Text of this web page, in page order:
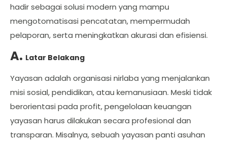
hadir sebagai solusi modern yang mampu
mengotomatisasi pencatatan, mempermudah
pelaporan, serta meningkatkan akurasi dan efisiensi.
A. Latar Belakang
Yayasan adalah organisasi nirlaba yang menjalankan
misi sosial, pendidikan, atau kemanusiaan. Meski tidak
berorientasi pada profit, pengelolaan keuangan
yayasan harus dilakukan secara profesional dan
transparan. Misalnya, sebuah yayasan panti asuhan